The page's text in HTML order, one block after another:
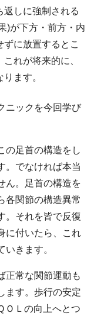
返しに強制される
)が下方・前方・内
に放置するとこ
れが将来的に、
ます。
ニックを今回学び
の足首の構造をし
。でなければ本当
ん。足首の構造を
各関節の構造異常
。それを皆で反復
に付いたら、これ
きます。
正常な関節運動も
ます。歩行の安定
ＯＬの向上へとつ